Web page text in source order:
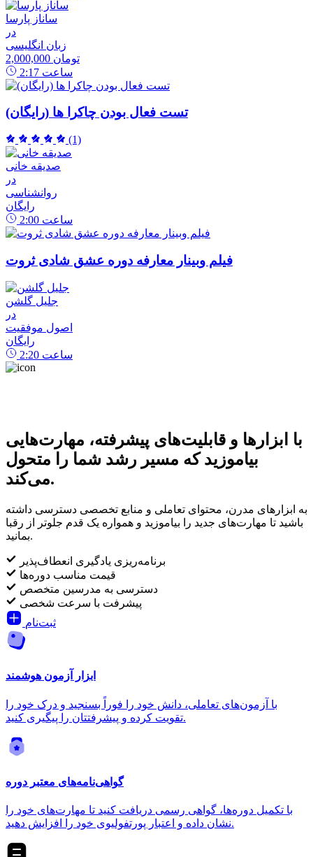
ساناز پارسا
در
زبان انگلیسی
2,000,000 تومان
2:17 ساعت
تست فعال بودن چاکرا ها (رایگان)
(1)
صدیقه خانی
در
روانشناسی
رایگان
2:00 ساعت
فیلم وبینار معارفه دوره عشق شادی ثروت
جلیل گلشن
در
اصول موفقیت
رایگان
2:20 ساعت
با ابزارها و قابلیت‌های پیشرفته، مهارت‌هایی
بیاموزید که مسیر رشد شما را متحول
می‌کند.
به ابزارهای مدرن، محتوای تعاملی و منابع تخصصی دسترسی داشته
باشید تا مهارت‌های جدید را بیاموزید و همواره یک قدم جلوتر از رقبا
بمانید.
برنامه‌ریزی یادگیری انعطاف‌پذیر
قیمت مناسب دوره‌ها
دسترسی به مدرسین متخصص
پیشرفت با سرعت شخصی
ثبت‌نام
ابزار آزمون هوشمند
با آزمون‌های تعاملی، دانش خود را فوراً بسنجید و درک خود را
تقویت کرده و پیشرفتتان را پیگیری کنید.
گواهی‌نامه‌های معتبر دوره
با تکمیل دوره‌ها، گواهی رسمی دریافت کنید تا مهارت‌های خود را
نشان داده و اعتبار پورتفولیوی خود را افزایش دهید.